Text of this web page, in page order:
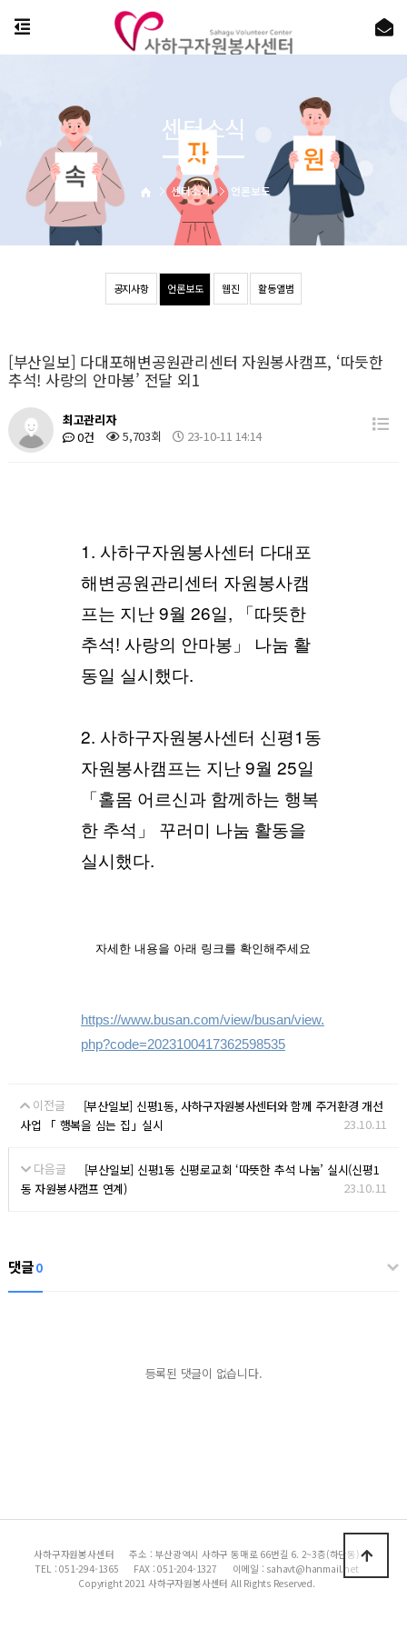
공지사항 언론보도 웹진 활동앨범
센터소식 언론보도
센터소식
[부산일보] 다대포해변공원관리센터 자원봉사캠프, ‘따듯한
추석! 사랑의 안마봉’ 전달 외1
최고관리자
0건
5,703회 23-10-11 14:14
1. 사하구자원봉사센터 다대포
해변공원관리센터 자원봉사캠
프는 지난 9월 26일, 「따뜻한
추석! 사랑의 안마봉」 나눔 활
동일 실시했다.
2. 사하구자원봉사센터 신평1동
자원봉사캠프는 지난 9월 25일
「홀몸 어르신과 함께하는 행복
한 추석」 꾸러미 나눔 활동을
실시했다.
자세한 내용을 아래 링크를 확인해주세요
https://www.busan.com/view/busan/view.
php?code=2023100417362598535
이전글
[부산일보] 신평1동, 사하구자원봉사센터와 함께 주거환경 개선
사업 「 행복을 심는 집」실시
23.10.11
다음글
[부산일보] 신평1동 신평로교회 ‘따뜻한 추석 나눔’ 실시(신평1
동 자원봉사캠프 연계)
23.10.11
댓글0
등록된 댓글이 없습니다.
사하구자원봉사센터
주소 : 부산광역시 사하구 동매로 66번길 6. 2~3층(하단동)
TEL : 051-294-1365
FAX : 051-204-1327
이메일 : sahavt@hanmail.net
Copyright 2021 사하구자원봉사센터 All Rights Reserved.